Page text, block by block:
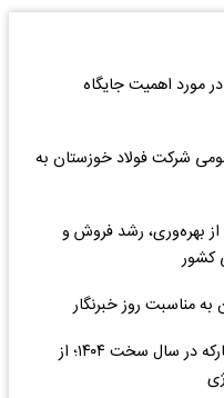
مورد اهمیت جایگاه
شرکت فولاد خوزستان به
از بهره‌وری، رشد فروش و
کشور
به مناسبت روز خبرنگار
اتمام پروژه‌های راهبردی فولاد مبارکه در سال سخت ۱۴۰۴؛ از